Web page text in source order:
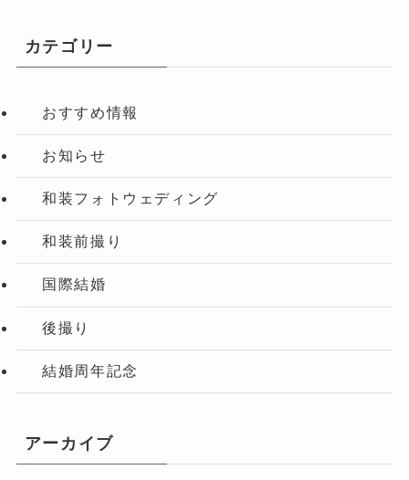
カテゴリー
おすすめ情報
お知らせ
和装フォトウェディング
和装前撮り
国際結婚
後撮り
結婚周年記念
アーカイブ